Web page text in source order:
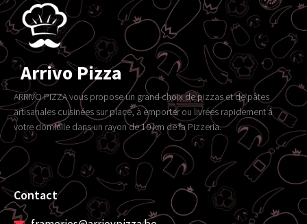
Arrivo Pizza
ARRIVO PIZZA vous propose un grand choix de pizzas et de pâtes
artisanales cuisinées sur place, à emporter ou livrées rapidement à
votre domicile dans un rayon de 10 km de la Pizzeria.
Contact